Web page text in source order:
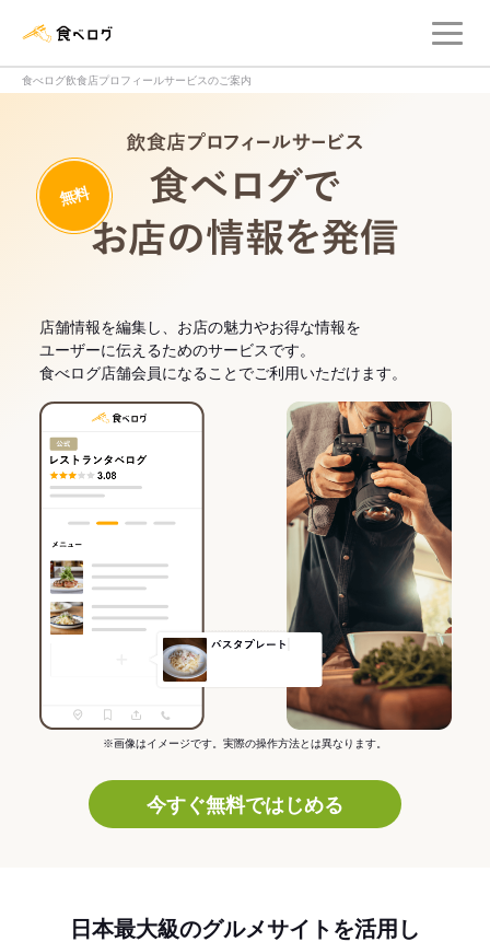
食べログ飲食店プロフィールサービスのご案内
無料
店舗情報を編集し、お店の魅力やお得な情報を
ユーザーに伝えるためのサービスです。
食べログ店舗会員になることでご利用いただけます。
※画像はイメージです。実際の操作方法とは異なります。
今すぐ無料ではじめる
日本最大級のグルメサイトを活用し